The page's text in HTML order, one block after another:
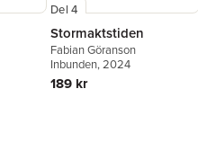
Del 4
Stormaktstiden
Fabian Göranson
Inbunden, 2024
189 kr